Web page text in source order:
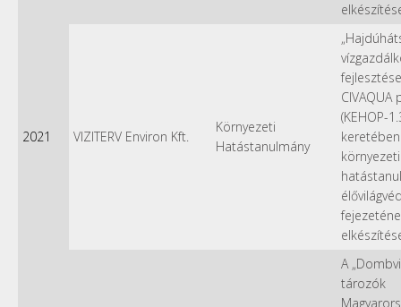
2021 VIZITERV Environ Kft.
Környezeti
Hatástanulmány
CIVAQUA
(KEHOP-
környezeti
A
tározók